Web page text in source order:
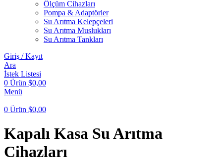
Ölçüm Cihazları
Pompa & Adaptörler
Su Arıtma Kelepçeleri
Su Arıtma Muslukları
Su Arıtma Tankları
Giriş / Kayıt
Ara
İstek Listesi
0 Ürün $0,00
Menü
0 Ürün $0,00
Kapalı Kasa Su Arıtma
Cihazları